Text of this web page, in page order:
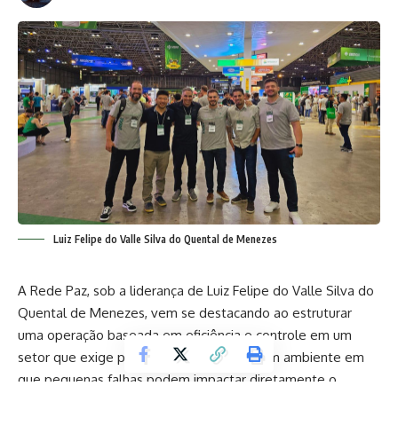
Luiz Felipe do Valle Silva do Quental de Menezes
A Rede Paz, sob a liderança de Luiz Felipe do Valle Silva do
Quental de Menezes, vem se destacando ao estruturar
uma operação baseada em eficiência e controle em um
setor que exige precisão constante. Em um ambiente em
que pequenas falhas podem impactar diretamente o